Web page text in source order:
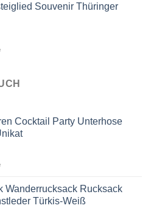
Souvenir Thüringer
Cocktail Party Unterhose
Wanderrucksack Rucksack
Türkis-Weiß